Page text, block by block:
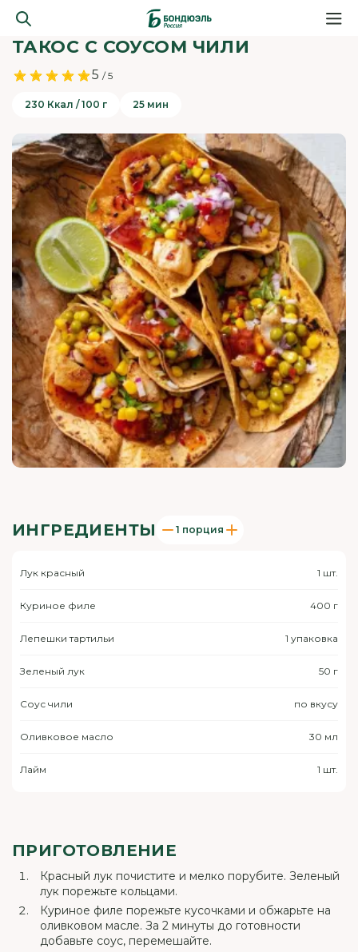
ТАКОС С СОУСОМ ЧИЛИ
5 / 5
230 Ккал / 100 г 25 мин
ИНГРЕДИЕНТЫ 1 порция
Лук красный 1 шт.
Куриное филе 400 г
Лепешки тартильи 1 упаковка
Зеленый лук 50 г
Соус чили по вкусу
Оливковое масло 30 мл
Лайм 1 шт.
ПРИГОТОВЛЕНИЕ
Красный лук почистите и мелко порубите. Зеленый
лук порежьте кольцами.
Куриное филе порежьте кусочками и обжарьте на
оливковом масле. За 2 минуты до готовности
добавьте соус, перемешайте.